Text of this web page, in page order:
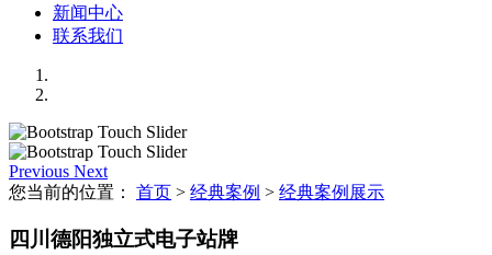
新闻中心
联系我们
Previous Next
您当前的位置： 首页 > 经典案例 > 经典案例展示
四川德阳独立式电子站牌